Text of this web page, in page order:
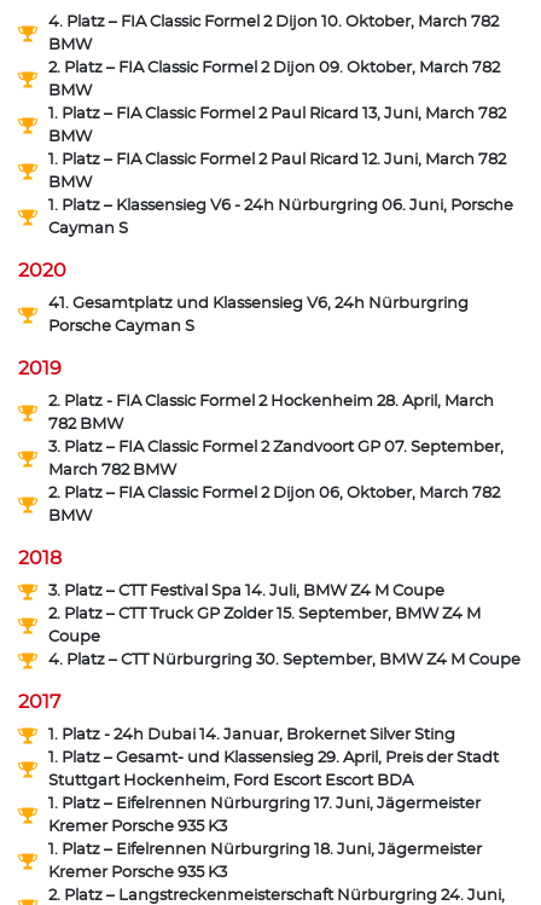
4. Platz – FIA Classic Formel 2 Dijon 10. Oktober, March 782
BMW
2. Platz – FIA Classic Formel 2 Dijon 09. Oktober, March 782
BMW
1. Platz – FIA Classic Formel 2 Paul Ricard 13, Juni, March 782
BMW
1. Platz – FIA Classic Formel 2 Paul Ricard 12. Juni, March 782
BMW
1. Platz – Klassensieg V6 - 24h Nürburgring 06. Juni, Porsche
Cayman S
2020
41. Gesamtplatz und Klassensieg V6, 24h Nürburgring
Porsche Cayman S
2019
2. Platz - FIA Classic Formel 2 Hockenheim 28. April, March
782 BMW
3. Platz – FIA Classic Formel 2 Zandvoort GP 07. September,
March 782 BMW
2. Platz – FIA Classic Formel 2 Dijon 06, Oktober, March 782
BMW
2018
3. Platz – CTT Festival Spa 14. Juli, BMW Z4 M Coupe
2. Platz – CTT Truck GP Zolder 15. September, BMW Z4 M
Coupe
4. Platz – CTT Nürburgring 30. September, BMW Z4 M Coupe
2017
1. Platz - 24h Dubai 14. Januar, Brokernet Silver Sting
1. Platz – Gesamt- und Klassensieg 29. April, Preis der Stadt
Stuttgart Hockenheim, Ford Escort Escort BDA
1. Platz – Eifelrennen Nürburgring 17. Juni, Jägermeister
Kremer Porsche 935 K3
1. Platz – Eifelrennen Nürburgring 18. Juni, Jägermeister
Kremer Porsche 935 K3
2. Platz – Langstreckenmeisterschaft Nürburgring 24. Juni,